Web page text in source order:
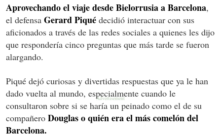
Aprovechando el viaje desde Bielorrusia a Barcelona,
el defensa Gerard Piqué decidió interactuar con sus
aficionados a través de las redes sociales a quienes les dijo
que respondería cinco preguntas que más tarde se fueron
alargando.
Piqué dejó curiosas y divertidas respuestas que ya le han
dado vuelta al mundo, especialmente cuando le
consultaron sobre si se haría un peinado como el de su
compañero Douglas o quién era el más comelón del
Barcelona.